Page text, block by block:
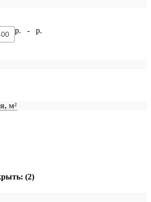
р. - р.
м²
(2)